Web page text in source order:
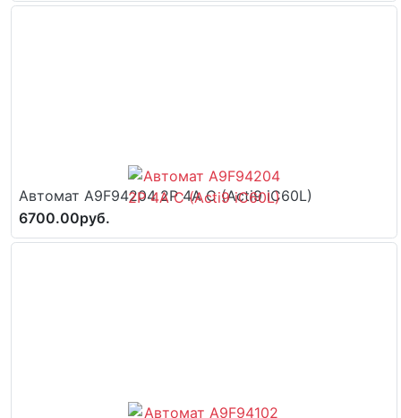
Автомат A9F94204 2P 4A C (Acti9 iC60L)
6700.00руб.